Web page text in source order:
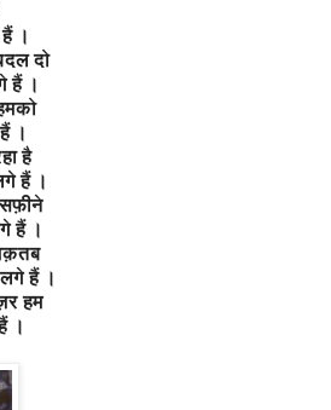
हैं ।
दो
हैं ।
।
है
हैं ।
हैं ।
हैं ।
हम
।